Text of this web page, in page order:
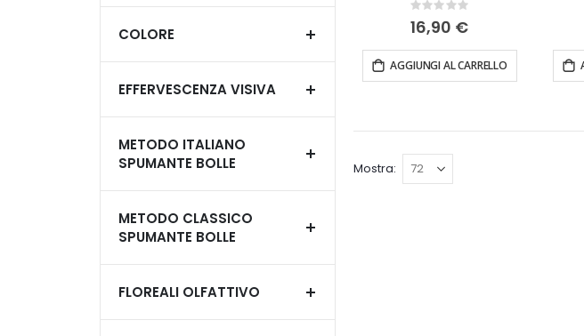
Rating:
0%
16,90 €
AGGIUNGI AL CARRELLO
Mostra
COLORE
EFFERVESCENZA VISIVA
METODO ITALIANO
SPUMANTE BOLLE
METODO CLASSICO
SPUMANTE BOLLE
FLOREALI OLFATTIVO